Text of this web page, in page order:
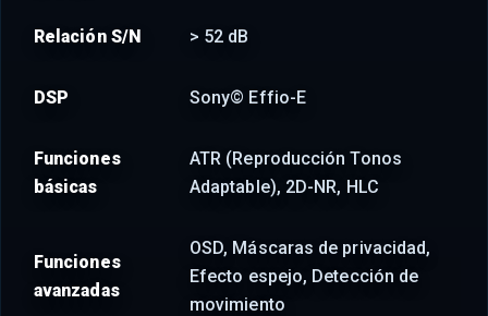
Relación S/N > 52 dB
DSP Sony© Effio-E
Funciones
básicas
ATR (Reproducción Tonos
Adaptable), 2D-NR, HLC
Funciones
avanzadas
OSD, Máscaras de privacidad,
Efecto espejo, Detección de
movimiento